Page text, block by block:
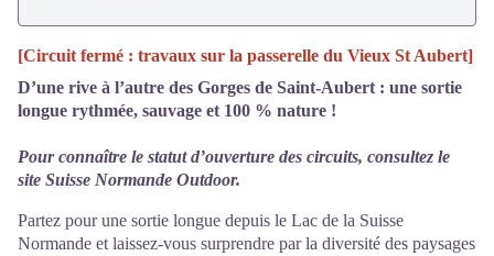
[Circuit fermé : travaux sur la passerelle du Vieux St Aubert]
D’une rive à l’autre des Gorges de Saint-Aubert : une sortie
longue rythmée, sauvage et 100 % nature !
Pour connaître le statut d’ouverture des circuits, consultez le
site Suisse Normande Outdoor.
Partez pour une sortie longue depuis le Lac de la Suisse
Normande et laissez-vous surprendre par la diversité des paysages